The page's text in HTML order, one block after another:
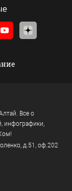
Все о
инфографики,
д.51, оф.202